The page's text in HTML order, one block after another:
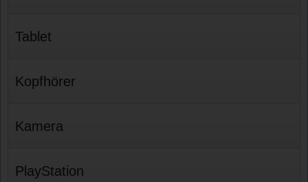
Tablet
Kopfhörer
Kamera
PlayStation